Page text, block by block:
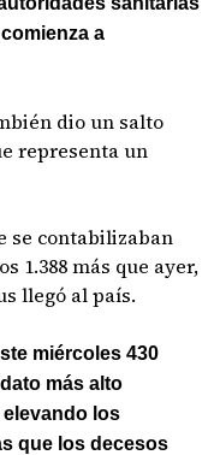
a
dio un salto
representa un
se contabilizaban
1.388 más que ayer,
llegó al país.
miércoles 430
más alto
los
que los decesos